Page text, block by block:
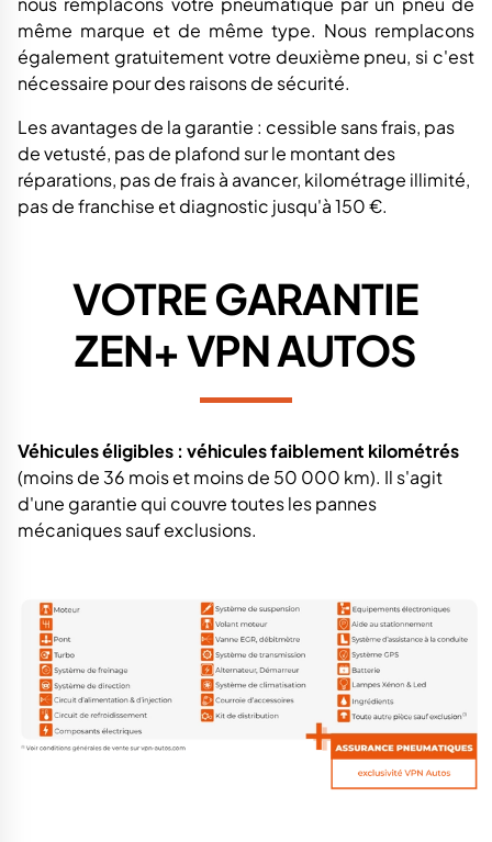
même marque et de même type. Nous remplacons
également gratuitement votre deuxième pneu, si c'est
nécessaire pour des raisons de sécurité.
Les avantages de la garantie : cessible sans frais, pas
de vetusté, pas de plafond sur le montant des
réparations, pas de frais à avancer, kilométrage illimité,
pas de franchise et diagnostic jusqu'à 150 €.
VOTRE GARANTIE
ZEN+ VPN AUTOS
Véhicules éligibles : véhicules faiblement kilométrés
(moins de 36 mois et moins de 50 000 km). Il s'agit
d'une garantie qui couvre toutes les pannes
mécaniques sauf exclusions.